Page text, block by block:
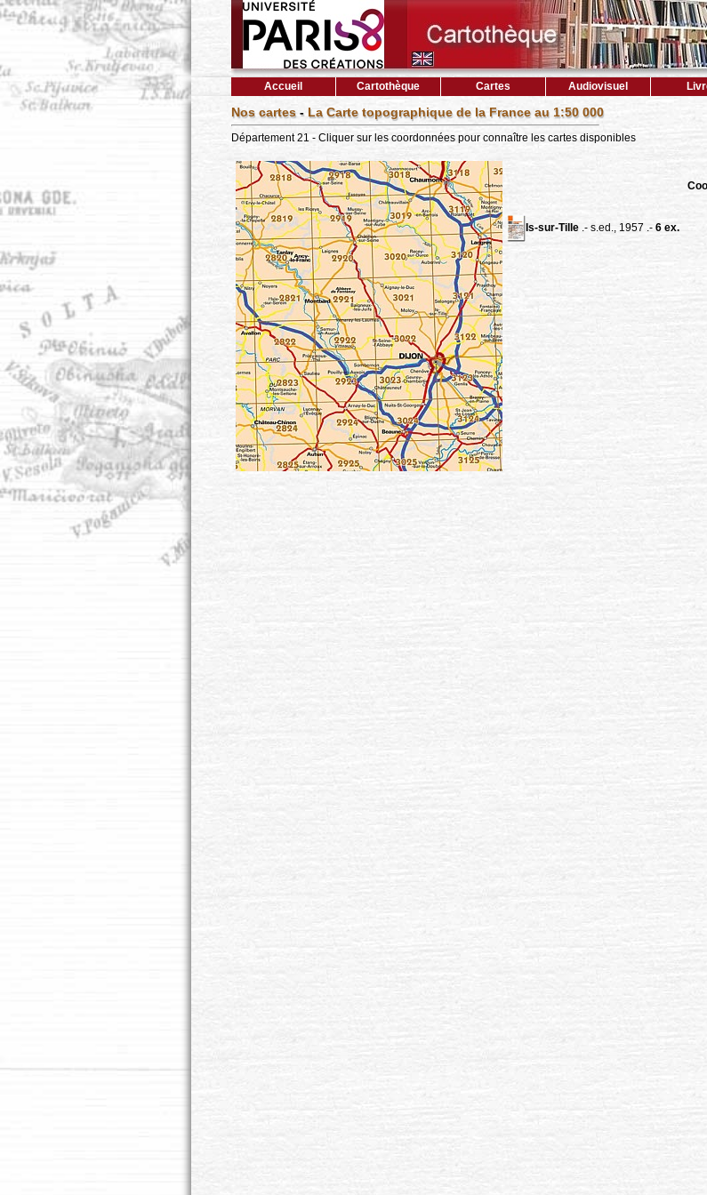
Accueil Cartothèque Cartes Audiovisuel
Nos cartes- La Carte topographique de la France au 1:50 000
Département 21 - Cliquer sur les coordonnées pour connaître les cartes disponibles
Is-sur-Tille.- s.ed., 1957 .- 6 ex.